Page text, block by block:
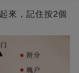
來，記住按2個